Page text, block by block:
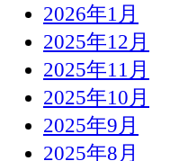
2026年1月
2025年12月
2025年11月
2025年10月
2025年9月
2025年8月